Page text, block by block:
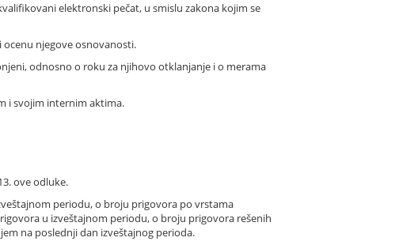
elektronski pečat, u smislu zakona kojim se
njegove osnovanosti.
odnosno o roku za njihovo otklanjanje i o merama
i svojim internim aktima.
ove odluke.
periodu, o broju prigovora po vrstama
u izveštajnom periodu, o broju prigovora rešenih
na poslednji dan izveštajnog perioda.